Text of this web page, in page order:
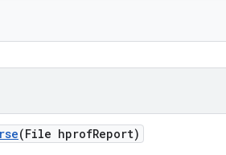
(File hprofReport)